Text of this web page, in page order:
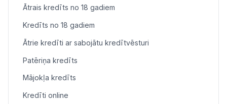
Ātrais kredīts no 18 gadiem
Kredīts no 18 gadiem
Ātrie kredīti ar sabojātu kredītvēsturi
Patēriņa kredīts
Mājokļa kredīts
Kredīti online